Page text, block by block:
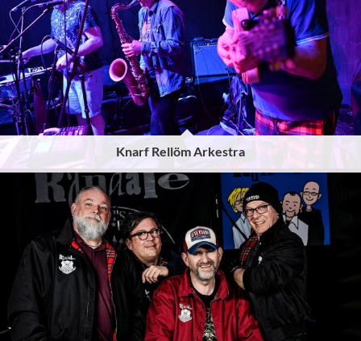
Knarf Rellöm Arkestra